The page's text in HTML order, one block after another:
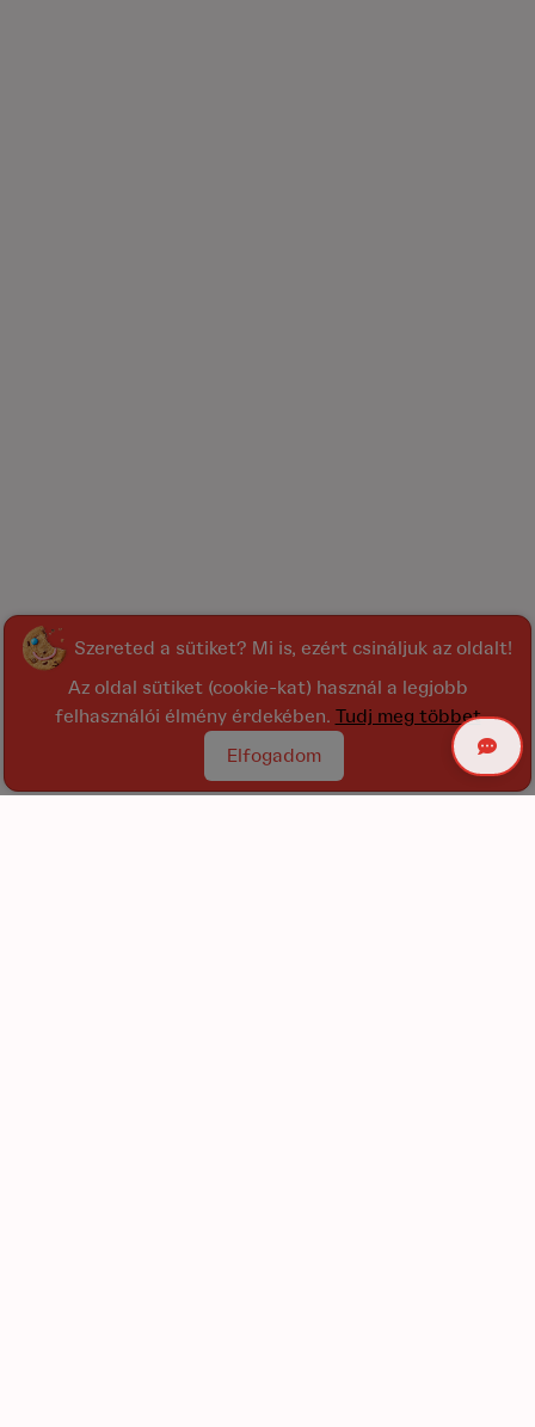
Szereted a sütiket? Mi is, ezért csináljuk az oldalt!
Az oldal sütiket (cookie-kat) használ a legjobb
felhasználói élmény érdekében. Tudj meg többet
Elfogadom